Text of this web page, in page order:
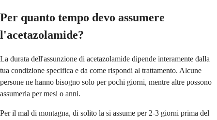
Per quanto tempo devo assumere
l'acetazolamide?
La durata dell'assunzione di acetazolamide dipende interamente dalla
tua condizione specifica e da come rispondi al trattamento. Alcune
persone ne hanno bisogno solo per pochi giorni, mentre altre possono
assumerla per mesi o anni.
Per il mal di montagna, di solito la si assume per 2-3 giorni prima del